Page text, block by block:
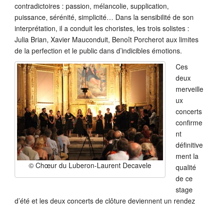
contradictoires : passion, mélancolie, supplication,
puissance, sérénité, simplicité… Dans la sensibilité de son
interprétation, il a conduit les choristes, les trois solistes :
Julia Brian, Xavier Mauconduit, Benoît Porcherot aux limites
de la perfection et le public dans d’indicibles émotions.
© Chœur du Luberon-Laurent Decavele
Ces
deux
merveille
ux
concerts
confirme
nt
définitive
ment la
qualité
de ce
stage
d’été et les deux concerts de clôture deviennent un rendez